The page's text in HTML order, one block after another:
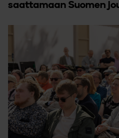
saattamaan Suomen